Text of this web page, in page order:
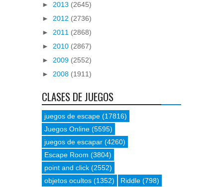
► 2013 (2645)
► 2012 (2736)
► 2011 (2868)
► 2010 (2867)
► 2009 (2552)
► 2008 (1911)
CLASES DE JUEGOS
juegos de escape (17816)
Juegos Online (5595)
juegos de escapar (4260)
Escape Room (3804)
point and click (2552)
objetos ocultos (1352) Riddle (798)